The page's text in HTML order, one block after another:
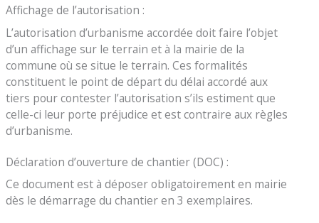
Affichage de l’autorisation :
L’autorisation d’urbanisme accordée doit faire l’objet
d’un affichage sur le terrain et à la mairie de la
commune où se situe le terrain. Ces formalités
constituent le point de départ du délai accordé aux
tiers pour contester l’autorisation s’ils estiment que
celle-ci leur porte préjudice et est contraire aux règles
d’urbanisme.
Déclaration d’ouverture de chantier (DOC) :
Ce document est à déposer obligatoirement en mairie
dès le démarrage du chantier en 3 exemplaires.